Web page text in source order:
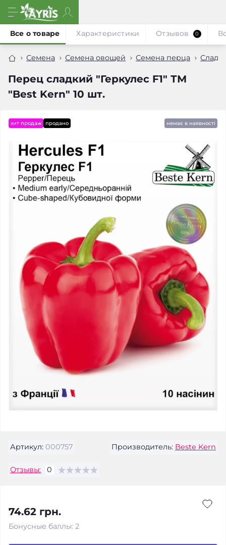
Семена Семена овощей Семена перца
Перец сладкий "Геркулес F1" ТМ
"Best Kern" 10 шт.
Все о товаре Характеристики Отзывов 0
хит продаж продано немає в наявності
Артикул: 000757 Производитель: Beste Kern
Отзывы: 0
74.62 грн.
Бонусные баллы: 2